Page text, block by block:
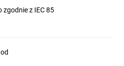
zgodnie z IEC 85